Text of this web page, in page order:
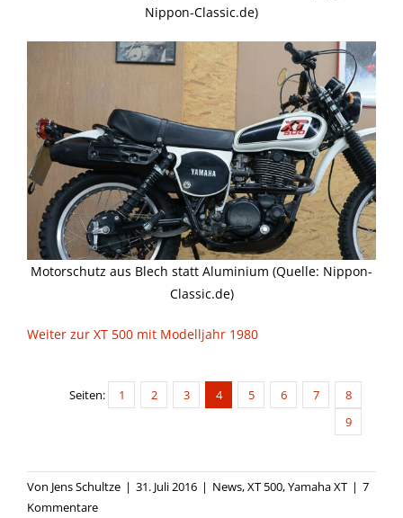
Nippon-Classic.de)
Motorschutz aus Blech statt Aluminium (Quelle: Nippon-
Classic.de)
Weiter zur XT 500 mit Modelljahr 1980
Seiten: 1 2 3 4 5 6 7
8
9
Von Jens Schultze | 31. Juli 2016 | News,XT 500,Yamaha XT | 7
Kommentare